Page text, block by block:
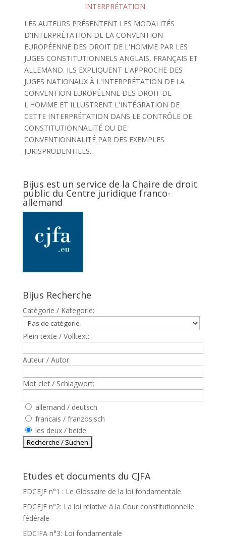
INTERPRÉTATION
LES AUTEURS PRÉSENTENT LES MODALITÉS
D'INTERPRÉTATION DE LA CONVENTION
EUROPÉENNE DES DROIT DE L'HOMME PAR LES
JUGES CONSTITUTIONNELS ANGLAIS, FRANÇAIS ET
ALLEMAND. ILS EXPLIQUENT L'APPROCHE DES
JUGES NATIONAUX À L'INTERPRÉTATION DE LA
CONVENTION EUROPÉENNE DES DROIT DE
L'HOMME ET ILLUSTRENT L'INTÉGRATION DE
CETTE INTERPRÉTATION DANS LE CONTRÔLE DE
CONSTITUTIONNALITÉ OU DE
CONVENTIONNALITÉ PAR DES EXEMPLES
JURISPRUDENTIELS.
Bijus est un service de la Chaire de droit
public du Centre juridique franco-
allemand
Bijus Recherche
Catègorie / Kategorie:
Plein texte / Volltext:
Auteur / Autor:
Mot clef / Schlagwort:
allemand / deutsch
francais / französisch
les deux / beide
Etudes et documents du CJFA
EDCEJF n°1 : Le Glossaire de la loi fondamentale
EDCEJF n°2: La loi relative à la Cour constitutionnelle
fédérale
EDCJFA n°3: Loi fondamentale